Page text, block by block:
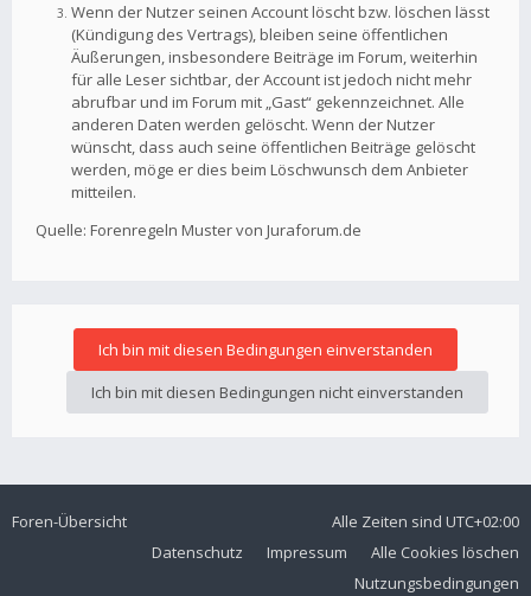
Wenn der Nutzer seinen Account löscht bzw. löschen lässt
(Kündigung des Vertrags), bleiben seine öffentlichen
Äußerungen, insbesondere Beiträge im Forum, weiterhin
für alle Leser sichtbar, der Account ist jedoch nicht mehr
abrufbar und im Forum mit „Gast“ gekennzeichnet. Alle
anderen Daten werden gelöscht. Wenn der Nutzer
wünscht, dass auch seine öffentlichen Beiträge gelöscht
werden, möge er dies beim Löschwunsch dem Anbieter
mitteilen.
Quelle: Forenregeln Muster von Juraforum.de
Foren-Übersicht Alle Zeiten sind UTC+02:00
Alle Cookies löschen
Impressum
Datenschutz
Nutzungsbedingungen